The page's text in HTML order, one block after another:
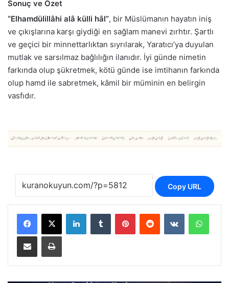
Sonuç ve Özet
“Elhamdülillâhi alâ külli hâl”, bir Müslümanın hayatın iniş
ve çıkışlarına karşı giydiği en sağlam manevi zırhtır. Şartlı
ve geçici bir minnettarlıktan sıyrılarak, Yaratıcı’ya duyulan
mutlak ve sarsılmaz bağlılığın ilanıdır. İyi günde nimetin
farkında olup şükretmek, kötü günde ise imtihanın farkında
olup hamd ile sabretmek, kâmil bir müminin en belirgin
vasfıdır.
Copy URL
LinkedInTumblr PinterestReddit VKontakte
E-Posta ile paylaş Yazdır